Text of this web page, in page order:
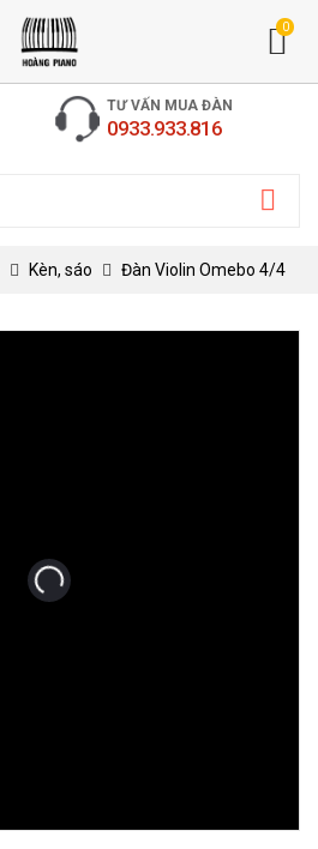
0
TƯ VẤN MUA ĐÀN
0933.933.816
Kèn, sáo Đàn Violin Omebo 4/4